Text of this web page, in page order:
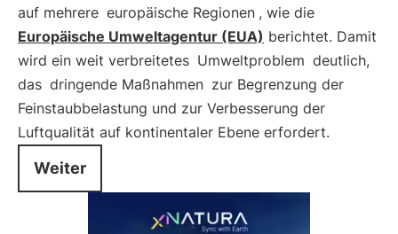
auf mehrere europäische Regionen , wie die
Europäische Umweltagentur (EUA) berichtet. Damit
wird ein weit verbreitetes Umweltproblem deutlich,
das dringende Maßnahmen zur Begrenzung der
Feinstaubbelastung und zur Verbesserung der
Luftqualität auf kontinentaler Ebene erfordert.
Weiter